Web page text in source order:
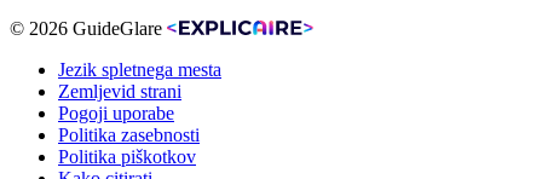
© 2026 GuideGlare
Jezik spletnega mesta
Zemljevid strani
Pogoji uporabe
Politika zasebnosti
Politika piškotkov